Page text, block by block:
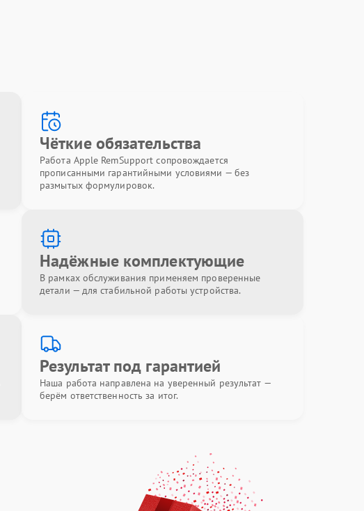
Чёткие обязательства
Работа Apple RemSupport сопровождается
прописанными гарантийными условиями — без
размытых формулировок.
Надёжные комплектующие
В рамках обслуживания применяем проверенные
детали — для стабильной работы устройства.
Результат под гарантией
Наша работа направлена на уверенный результат —
берём ответственность за итог.